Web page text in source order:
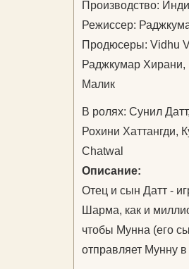
Производство:
Режиссер:
Продюсеры: Vidhu
Раджкумар
Малик
В ролях: Сунил
Рохини Хаттангди,
Chatwal
Описание:
Отец и сын Датт -
Шарма, как и
чтобы Мунна (его
отправляет Мунну в